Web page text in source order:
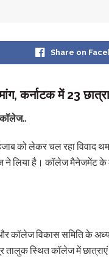
Share on
कर्नाटक में 23
को लेकर चल रहा विवाद
ने लिया है। कॉलेज मैनेजमेंट के
कॉलेज विकास समिति के
तालुक स्थित कॉलेज में